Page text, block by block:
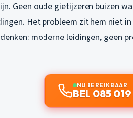
Geen oude gietijzeren buizen
Het probleem zit hem niet
moderne leidingen, geen
NU BEREIKBAAR
BEL 085